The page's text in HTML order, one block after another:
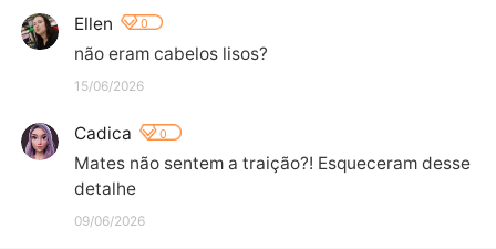
Ellen 0
não eram cabelos lisos?
15/06/2026
Cadica 0
Mates não sentem a traição?! Esqueceram desse
detalhe
09/06/2026